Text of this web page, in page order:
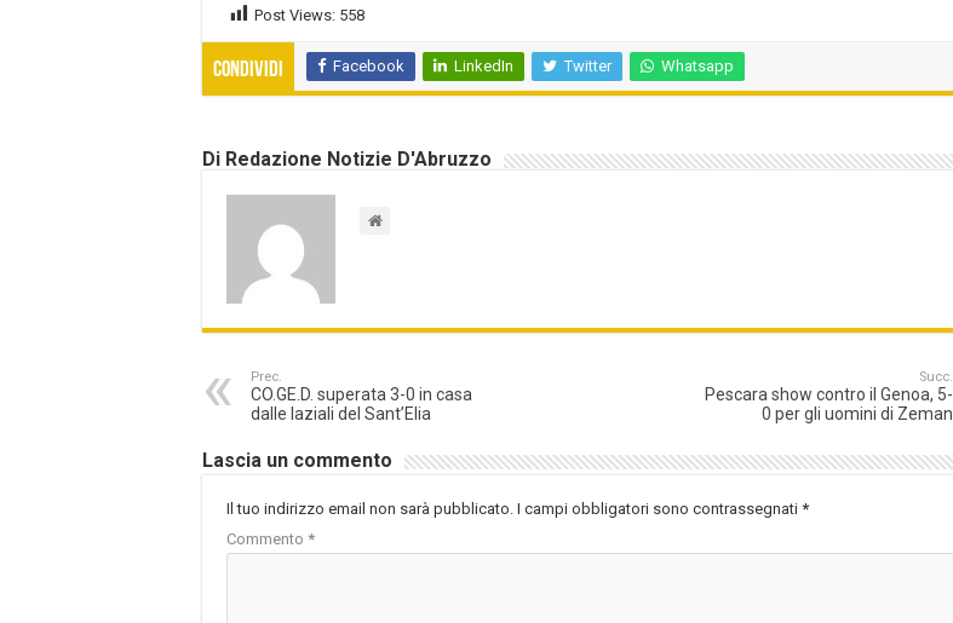
Post Views: 558
Condividi Facebook LinkedIn Twitter Whatsapp
Di Redazione Notizie D'Abruzzo
Prec.
CO.GE.D. superata 3-0 in casa
dalle laziali del Sant’Elia
Succ.
Pescara show contro il Genoa, 5-
0 per gli uomini di Zeman
Lascia un commento
Il tuo indirizzo email non sarà pubblicato. I campi obbligatori sono contrassegnati *
Commento *